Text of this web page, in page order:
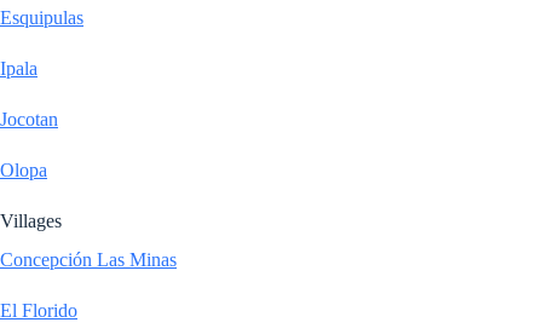
Esquipulas
Ipala
Jocotan
Olopa
Villages
Concepción Las Minas
El Florido